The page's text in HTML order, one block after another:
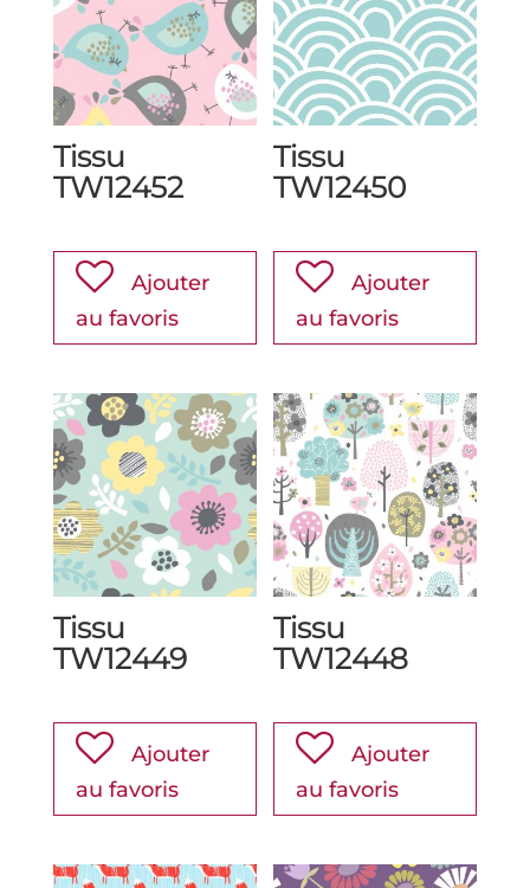
Tissu
TW12452
Ajouter
au favoris
Tissu
TW12450
Ajouter
au favoris
Tissu
TW12449
Ajouter
au favoris
Tissu
TW12448
Ajouter
au favoris